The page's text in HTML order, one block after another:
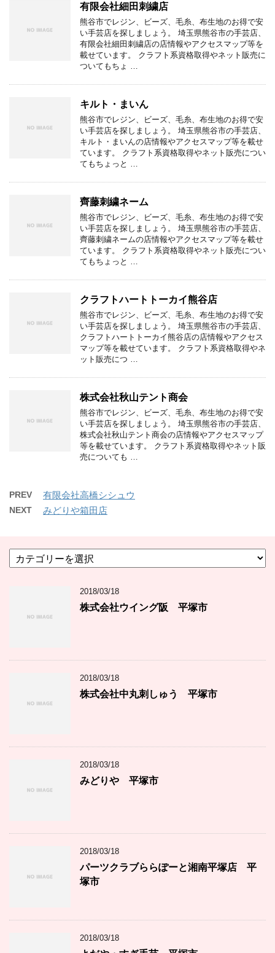
有限会社細田刺繍店
熊谷市でレジン、ビーズ、毛糸、布生地のお得で安
い手芸店を探しましょう。 埼玉県熊谷市の手芸店、
有限会社細田刺繍店の店情報やアクセスマップ等を
載せています。 クラフト系資格取得やネット販売に
ついてもちょ …
キルト・まいん
熊谷市でレジン、ビーズ、毛糸、布生地のお得で安
い手芸店を探しましょう。 埼玉県熊谷市の手芸店、
キルト・まいんの店情報やアクセスマップ等を載せ
ています。 クラフト系資格取得やネット販売につい
てもちょっと …
齊藤刺繍ネーム
熊谷市でレジン、ビーズ、毛糸、布生地のお得で安
い手芸店を探しましょう。 埼玉県熊谷市の手芸店、
齊藤刺繍ネームの店情報やアクセスマップ等を載せ
ています。 クラフト系資格取得やネット販売につい
てもちょっと …
クラフトハートトーカイ熊谷店
熊谷市でレジン、ビーズ、毛糸、布生地のお得で安
い手芸店を探しましょう。 埼玉県熊谷市の手芸店、
クラフトハートトーカイ熊谷店の店情報やアクセス
マップ等を載せています。 クラフト系資格取得やネ
ット販売につ …
株式会社秋山テント商会
熊谷市でレジン、ビーズ、毛糸、布生地のお得で安
い手芸店を探しましょう。 埼玉県熊谷市の手芸店、
株式会社秋山テント商会の店情報やアクセスマップ
等を載せています。 クラフト系資格取得やネット販
売についても …
PREV 有限会社高橋シシュウ
NEXT みどりや箱田店
テ
2018/03/18
株式会社ウイング阪 平塚市
2018/03/18
株式会社中丸刺しゅう 平塚市
2018/03/18
みどりや 平塚市
2018/03/18
パーツクラブららぽーと湘南平塚店 平
塚市
2018/03/18